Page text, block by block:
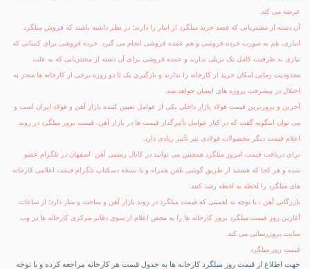
عرضه می کند.
آن دسته از مشتریانی که قصد خرید میلگرد از انبار را دارند؛ در نظر داشته باشند که فروش میلگرد
انباری، هم به صورت خرده فروشی و هم عمده فروشی انجام می گیرد. خرده فروشی برای کسانی که
نیازی به ظرفیت کامل یک تریلی ندارند و عمده فروشی برای آن دسته از مشتریانی که به علت
محدودیت زمانی امکان خرید از کارخانه را ندارند و بارگیری یک تا دو روزه برخی از کارخانه ها منجر به
اختلال در پیشرفت پروژه های ایشان خواهد شد.
آخرین و بروزترین قیمت فولاد بازار داخلی یکی از عوامل تعیین کننده بازار آهن و فولاد ایران است و
می توان اینگونه گفت که در کنار عوامل تأثیرگذار قیمت ها در بازار آهن، قیمت بروز میلگرد در روند
اعلام قیمت دیگر محصولات فولادی نیز تأثیر زیادی دارد.
برای دریافت قیمت امروز میلگرد همچنین می توانید در کانال رسمی آهن اصفهان در تلگرام عضو
شده و هر کجا که هستید از طریق گوشی تلفن همراه و یا نسخه دسکتاپ تلگرام قیمت اعلامی کارخانه
های میلگرد را لحظه به لحظه رصد کنید.
بازرگانی آهن ، با توجه به اهمیتی که قیمت میلگرد در روند بازار آهن و ساخت و ساز دارد؛ از ساعات
آغازین روز قیمت میلگرد بروز کارخانه ها را به محض اعلام از سوی دفاتر مرکزی کارخانه ها در وب
سایت بروزرسانی می کند.
قیمت روز میلگرد
جهت اطلاع از قیمت روز میلگرد کارخانه ها به جدول قیمت هر کارخانه مراجعه کرده و با توجه